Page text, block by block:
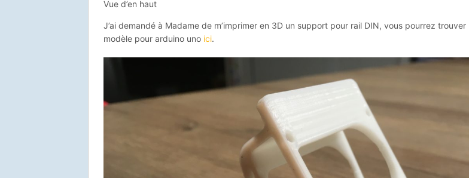
Vue d’en haut
J’ai demandé à Madame de m’imprimer en 3D un support pour rail DIN, vous pourrez trouver
modèle pour arduino uno ici.